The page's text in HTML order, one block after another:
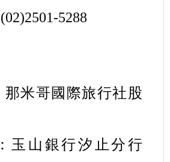
5288
那米哥國際旅行社股
玉山銀行汐止分行